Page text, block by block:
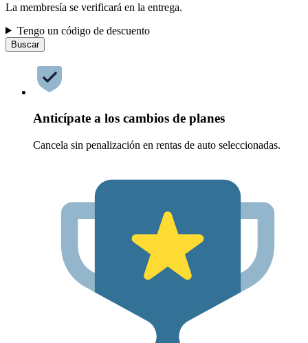
La membresía se verificará en la entrega.
Tengo un código de descuento
Buscar
Anticípate a los cambios de planes
Cancela sin penalización en rentas de auto seleccionadas.